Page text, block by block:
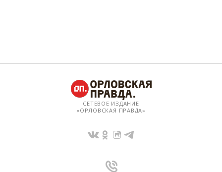
СЕТЕВОЕ ИЗДАНИЕ
«ОРЛОВСКАЯ ПРАВДА»